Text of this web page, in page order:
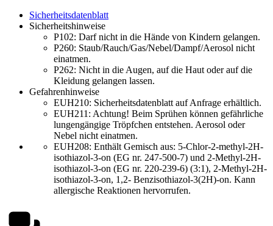
Sicherheitsdatenblatt
Sicherheitshinweise
P102: Darf nicht in die Hände von Kindern gelangen.
P260: Staub/Rauch/Gas/Nebel/Dampf/Aerosol nicht
einatmen.
P262: Nicht in die Augen, auf die Haut oder auf die
Kleidung gelangen lassen.
Gefahrenhinweise
EUH210: Sicherheitsdatenblatt auf Anfrage erhältlich.
EUH211: Achtung! Beim Sprühen können gefährliche
lungengängige Tröpfchen entstehen. Aerosol oder
Nebel nicht einatmen.
EUH208: Enthält Gemisch aus: 5-Chlor-2-methyl-2H-
isothiazol-3-on (EG nr. 247-500-7) und 2-Methyl-2H-
isothiazol-3-on (EG nr. 220-239-6) (3:1), 2-Methyl-2H-
isothiazol-3-on, 1,2- Benzisothiazol-3(2H)-on. Kann
allergische Reaktionen hervorrufen.